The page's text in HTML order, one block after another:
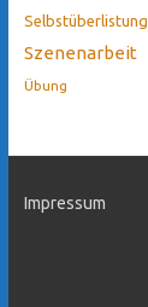
Selbstüberlistung
Szenenarbeit
Übung
Impressum